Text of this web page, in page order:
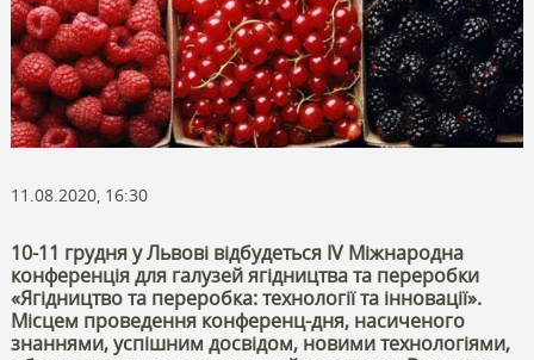
11.08.2020, 16:30
10-11 грудня у Львові відбудеться IV Міжнародна
конференція для галузей ягідництва та переробки
«Ягідництво та переробка: технології та інновації».
Місцем проведення конференц-дня, насиченого
знаннями, успішним досвідом, новими технологіями,